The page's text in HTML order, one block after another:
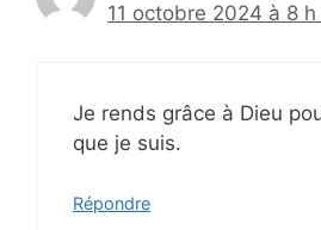
11 octobre 2024 à 8
Je rends grâce à Dieu
que je suis.
Répondre